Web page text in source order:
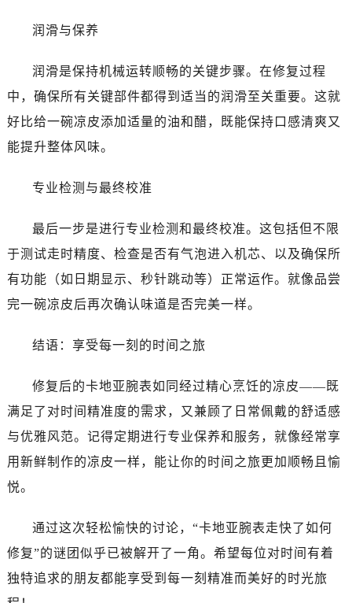
润滑与保养
润滑是保持机械运转顺畅的关键步骤。在修复过程
中，确保所有关键部件都得到适当的润滑至关重要。这就
好比给一碗凉皮添加适量的油和醋，既能保持口感清爽又
能提升整体风味。
专业检测与最终校准
最后一步是进行专业检测和最终校准。这包括但不限
于测试走时精度、检查是否有气泡进入机芯、以及确保所
有功能（如日期显示、秒针跳动等）正常运作。就像品尝
完一碗凉皮后再次确认味道是否完美一样。
结语：享受每一刻的时间之旅
修复后的卡地亚腕表如同经过精心烹饪的凉皮——既
满足了对时间精准度的需求，又兼顾了日常佩戴的舒适感
与优雅风范。记得定期进行专业保养和服务，就像经常享
用新鲜制作的凉皮一样，能让你的时间之旅更加顺畅且愉
悦。
通过这次轻松愉快的讨论，“卡地亚腕表走快了如何
修复”的谜团似乎已被解开了一角。希望每位对时间有着
独特追求的朋友都能享受到每一刻精准而美好的时光旅